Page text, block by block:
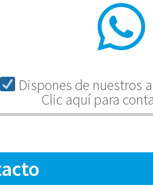
Dispones de nuestros
Clic aquí para